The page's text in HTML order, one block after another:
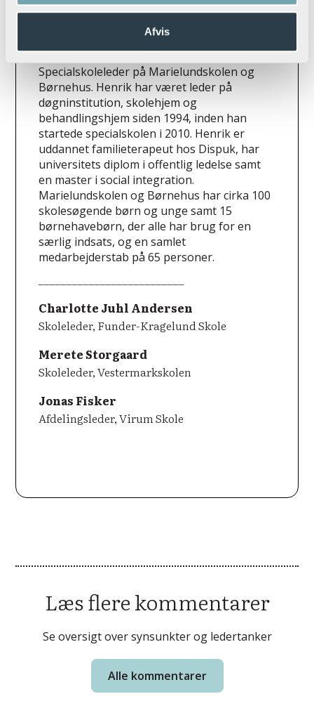
Afvis
Henrik Balle Lauridsen
Specialskoleleder på Marielundskolen og
Børnehus. Henrik har været leder på
døgninstitution, skolehjem og
behandlingshjem siden 1994, inden han
startede specialskolen i 2010. Henrik er
uddannet familieterapeut hos Dispuk, har
universitets diplom i offentlig ledelse samt
en master i social integration.
Marielundskolen og Børnehus har cirka 100
skolesøgende børn og unge samt 15
børnehavebørn, der alle har brug for en
særlig indsats, og en samlet
medarbejderstab på 65 personer.
Charlotte Juhl Andersen
Skoleleder, Funder-Kragelund Skole
Merete Storgaard
Skoleleder, Vestermarkskolen
Jonas Fisker
Afdelingsleder, Virum Skole
Læs flere kommentarer
Se oversigt over synsunkter og ledertanker
Alle kommentarer